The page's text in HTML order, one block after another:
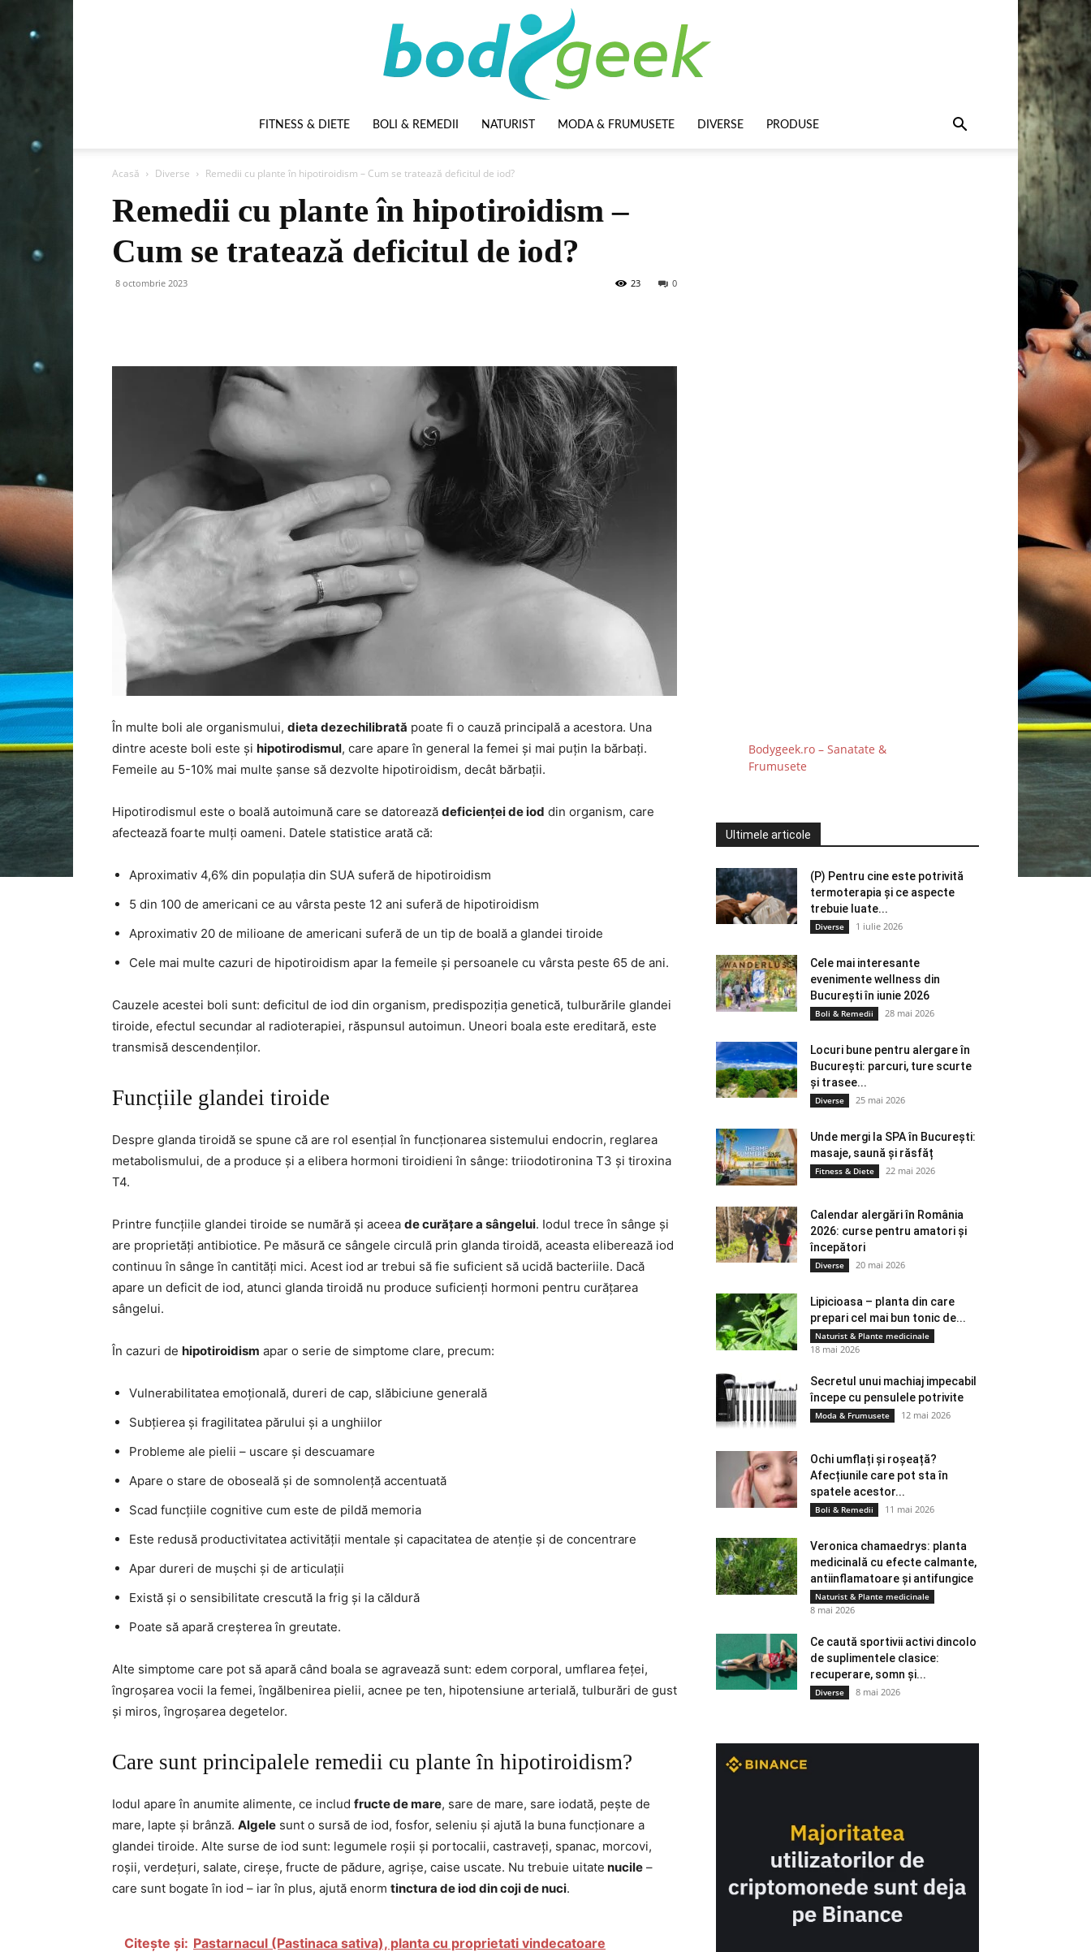
FITNESS & DIETE BOLI & REMEDII NATURIST MODA & FRUMUSETE DIVERSE PRODUSE
Acasă Diverse Remedii cu plante în hipotiroidism – Cum se tratează deficitul de iod?
Remedii cu plante în hipotiroidism –
Cum se tratează deficitul de iod?
8 octombrie 2023 0
23
În multe boli ale organismului, dieta dezechilibrată poate fi o cauză principală a acestora. Una
dintre aceste boli este și hipotirodismul, care apare în general la femei și mai puțin la bărbați.
Femeile au 5-10% mai multe șanse să dezvolte hipotiroidism, decât bărbații.
Hipotirodismul este o boală autoimună care se datorează deficienței de iod din organism, care
afectează foarte mulți oameni. Datele statistice arată că:
Aproximativ 4,6% din populația din SUA suferă de hipotiroidism
5 din 100 de americani ce au vârsta peste 12 ani suferă de hipotiroidism
Aproximativ 20 de milioane de americani suferă de un tip de boală a glandei tiroide
Cele mai multe cazuri de hipotiroidism apar la femeile și persoanele cu vârsta peste 65 de ani.
Cauzele acestei boli sunt: deficitul de iod din organism, predispoziția genetică, tulburările glandei
tiroide, efectul secundar al radioterapiei, răspunsul autoimun. Uneori boala este ereditară, este
transmisă descendenților.
Funcțiile glandei tiroide
Despre glanda tiroidă se spune că are rol esențial în funcționarea sistemului endocrin, reglarea
metabolismului, de a produce și a elibera hormoni tiroidieni în sânge: triiodotironina T3 și tiroxina
T4.
Printre funcțiile glandei tiroide se numără și aceea de curățare a sângelui. Iodul trece în sânge și
are proprietăți antibiotice. Pe măsură ce sângele circulă prin glanda tiroidă, aceasta eliberează iod
continuu în sânge în cantități mici. Acest iod ar trebui să fie suficient să ucidă bacteriile. Dacă
apare un deficit de iod, atunci glanda tiroidă nu produce suficienți hormoni pentru curățarea
sângelui.
În cazuri de hipotiroidism apar o serie de simptome clare, precum:
Vulnerabilitatea emoțională, dureri de cap, slăbiciune generală
Subțierea și fragilitatea părului și a unghiilor
Probleme ale pielii – uscare și descuamare
Apare o stare de oboseală și de somnolență accentuată
Scad funcțiile cognitive cum este de pildă memoria
Este redusă productivitatea activității mentale și capacitatea de atenție și de concentrare
Apar dureri de mușchi și de articulații
Există și o sensibilitate crescută la frig și la căldură
Poate să apară creșterea în greutate.
Alte simptome care pot să apară când boala se agravează sunt: edem corporal, umflarea feței,
îngroșarea vocii la femei, îngălbenirea pielii, acnee pe ten, hipotensiune arterială, tulburări de gust
și miros, îngroșarea degetelor.
Care sunt principalele remedii cu plante în hipotiroidism?
Iodul apare în anumite alimente, ce includ fructe de mare, sare de mare, sare iodată, pește de
mare, lapte și brânză. Algele sunt o sursă de iod, fosfor, seleniu și ajută la buna funcționare a
glandei tiroide. Alte surse de iod sunt: legumele roșii și portocalii, castraveți, spanac, morcovi,
roșii, verdețuri, salate, cireșe, fructe de pădure, agrișe, caise uscate. Nu trebuie uitate nucile –
care sunt bogate în iod – iar în plus, ajută enorm tinctura de iod din coji de nuci.
Citește și: Pastarnacul (Pastinaca sativa), planta cu proprietati vindecatoare
Bodygeek.ro – Sanatate &
Frumusete
Ultimele articole
(P) Pentru cine este potrivită
termoterapia și ce aspecte
trebuie luate...
Diverse 1 iulie 2026
Cele mai interesante
evenimente wellness din
București în iunie 2026
Boli & Remedii 28 mai 2026
Locuri bune pentru alergare în
București: parcuri, ture scurte
și trasee...
Diverse 25 mai 2026
Unde mergi la SPA în București:
masaje, saună și răsfăț
Fitness & Diete 22 mai 2026
Calendar alergări în România
2026: curse pentru amatori și
începători
Diverse 20 mai 2026
Lipicioasa – planta din care
prepari cel mai bun tonic de...
Naturist & Plante medicinale
18 mai 2026
Secretul unui machiaj impecabil
începe cu pensulele potrivite
Moda & Frumusete 12 mai 2026
Ochi umflați și roșeață?
Afecțiunile care pot sta în
spatele acestor...
Boli & Remedii 11 mai 2026
Veronica chamaedrys: planta
medicinală cu efecte calmante,
antiinflamatoare și antifungice
Naturist & Plante medicinale
8 mai 2026
Ce caută sportivii activi dincolo
de suplimentele clasice:
recuperare, somn și...
Diverse 8 mai 2026